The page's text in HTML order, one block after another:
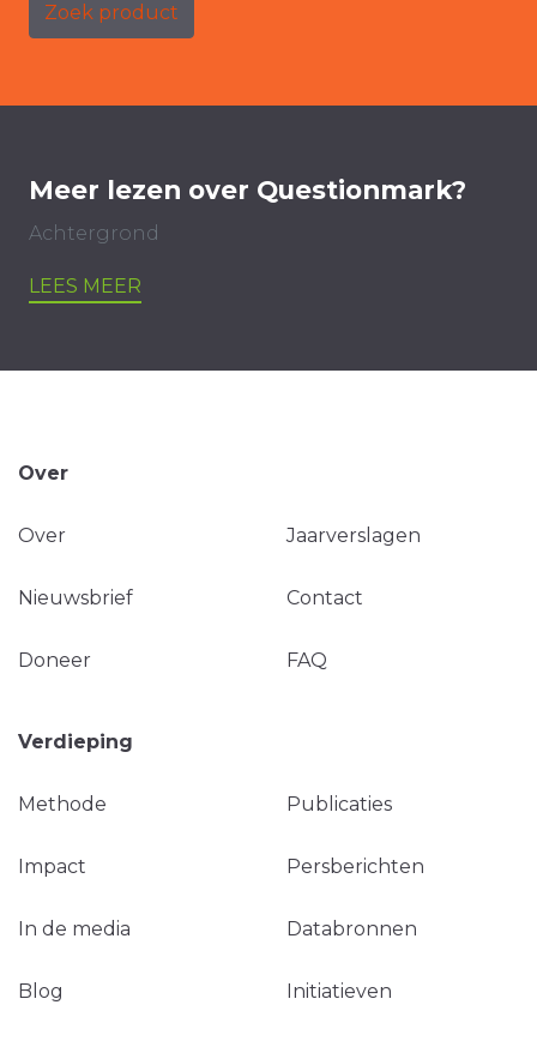
Zoek product
Meer lezen over Questionmark?
Achtergrond
LEES MEER
Over
Over Jaarverslagen
Nieuwsbrief Contact
Doneer FAQ
Verdieping
Methode Publicaties
Impact Persberichten
In de media Databronnen
Blog Initiatieven